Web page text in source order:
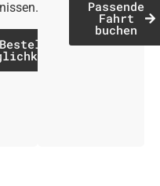
Bestell­
Passende
Fahrt
buchen